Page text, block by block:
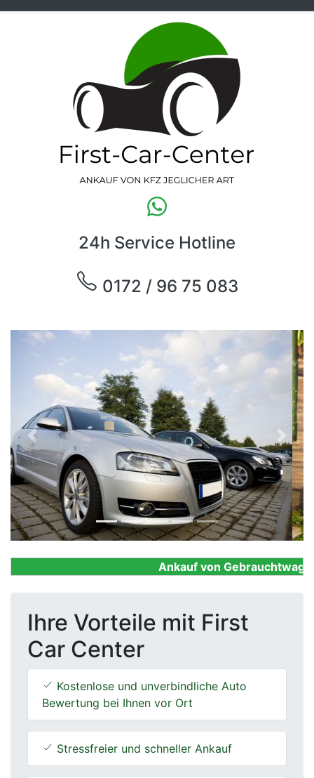
24h Service Hotline
0172 / 96 75 083
Previous Next
Ankauf von
Ihre Vorteile mit First
Car Center
Kostenlose und unverbindliche Auto
Bewertung bei Ihnen vor Ort
Stressfreier und schneller Ankauf